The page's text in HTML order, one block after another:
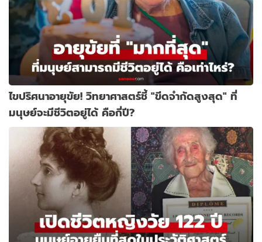
ไขปริศนาอายุขัย! วิทยาศาสตร์ชี้ "ขีดจำกัดสูงสุด" ที่
มนุษย์จะมีชีวิตอยู่ได้ คือกี่ปี?